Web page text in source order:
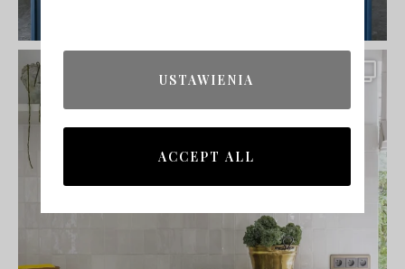
USTAWIENIA
ACCEPT ALL